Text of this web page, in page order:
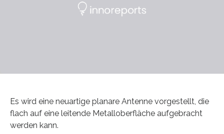
Es wird eine neuartige planare Antenne vorgestellt, die
flach auf eine leitende Metalloberfläche aufgebracht
werden kann.